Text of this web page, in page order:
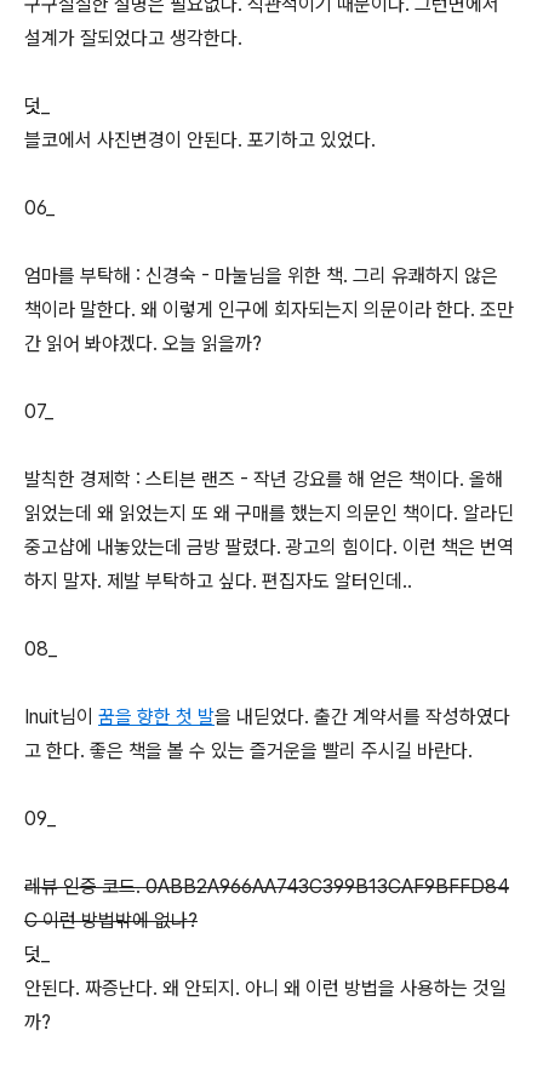
설계가 잘되었다고 생각한다.
덧_
블코에서 사진변경이 안된다. 포기하고 있었다.
06_
엄마를 부탁해 : 신경숙 - 마눌님을 위한 책. 그리 유쾌하지 않은
책이라 말한다. 왜 이렇게 인구에 회자되는지 의문이라 한다. 조만
간 읽어 봐야겠다. 오늘 읽을까?
07_
발칙한 경제학 : 스티븐 랜즈 - 작년 강요를 해 얻은 책이다. 올해
읽었는데 왜 읽었는지 또 왜 구매를 했는지 의문인 책이다. 알라딘
중고샵에 내놓았는데 금방 팔렸다. 광고의 힘이다. 이런 책은 번역
하지 말자. 제발 부탁하고 싶다. 편집자도 알터인데..
08_
Inuit님이 꿈을 향한 첫 발을 내딛었다. 출간 계약서를 작성하였다
고 한다. 좋은 책을 볼 수 있는 즐거운을 빨리 주시길 바란다.
09_
레뷰 인증 코드. 0ABB2A966AA743C399B13CAF9BFFD84
C 이런 방법밖에 없나?
덧_
안된다. 짜증난다. 왜 안되지. 아니 왜 이런 방법을 사용하는 것일
까?